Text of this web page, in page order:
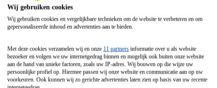
Airfryer
Frituurpan
Contactgrill
Broodbakmachine
Broodrooster
Wij gebruiken cookies
Wij gebruiken cookies en vergelijkbare technieken om de website te verbeteren en om
gepersonaliseerde inhoud en advertenties aan te bieden.
Met deze cookies verzamelen wij en onze 11 partners informatie over u als website
bezoeker en volgen we uw internetgedrag binnen en mogelijk ook buiten onze website
aan de hand van unieke factoren, zoals uw IP-adres. Wij bouwen op die wijze uw
persoonlijke profiel op. Hiermee passen wij onze website en communicatie aan op uw
voorkeuren. Ook kunnen wij zo gerichte advertenties laten zien op basis van uw recente